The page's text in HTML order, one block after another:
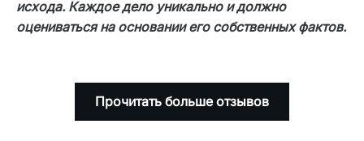
является неполной.
исхода. Каждое дело уникально и должно
оцениваться на основании его собственных фактов.
Прочитать больше отзывов